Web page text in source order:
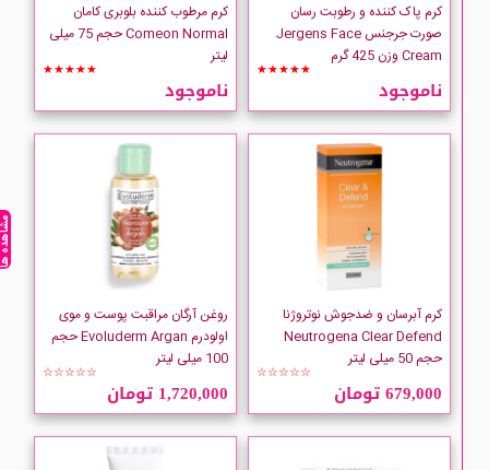
کرم پاک کننده و رطوبت رسان
صورت جرجنس Jergens Face
Cream وزن 425 گرم
★★★★★
ناموجود
کرم مرطوب کننده بلوبری کامان
Comeon Normal حجم 75 میلی
لیتر
★★★★★
ناموجود
کرم آبرسان و ضدجوش نوتروژنا
Neutrogena Clear Defend
حجم 50 میلی لیتر
☆☆☆☆☆
679,000 تومان
روغن آرگان مراقبت پوست و موی
اولودرم Evoluderm Argan حجم
100 میلی لیتر
☆☆☆☆☆
1,720,000 تومان